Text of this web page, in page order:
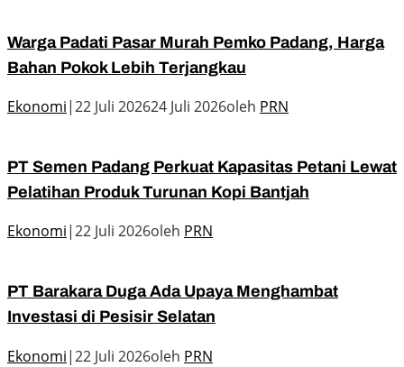
Warga Padati Pasar Murah Pemko Padang, Harga
Bahan Pokok Lebih Terjangkau
Ekonomi|22 Juli 202624 Juli 2026oleh PRN
PT Semen Padang Perkuat Kapasitas Petani Lewat
Pelatihan Produk Turunan Kopi Bantjah
Ekonomi|22 Juli 2026oleh PRN
PT Barakara Duga Ada Upaya Menghambat
Investasi di Pesisir Selatan
Ekonomi|22 Juli 2026oleh PRN